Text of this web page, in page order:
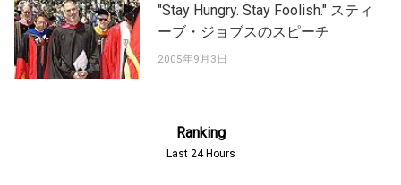
"Stay Hungry. Stay Foolish." スティ
ーブ・ジョブスのスピーチ
2005年9月3日
Ranking
Last 24 Hours